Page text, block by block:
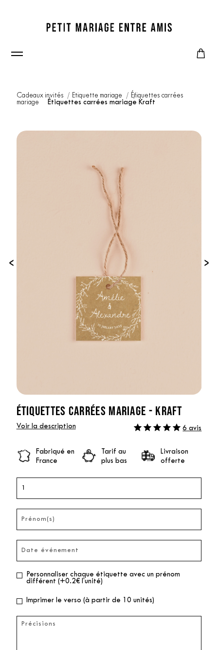
Cadeaux invités Etiquette mariage
Étiquettes carrées
mariage
Étiquettes carrées mariage Kraft
‹ ›
ÉTIQUETTES CARRÉES MARIAGE - KRAFT
Voir la description 6 avis
Fabriqué en
France
Tarif au
plus bas
Livraison
offerte
Personnaliser chaque étiquette avec un prénom
différent (+0.2€ l'unité)
Imprimer le verso (à partir de 10 unités)